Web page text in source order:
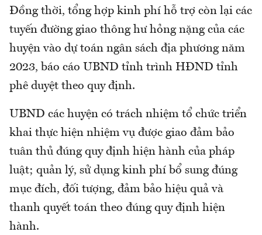
Đồng thời, tổng hợp kinh phí hỗ trợ còn lại các
tuyến đường giao thông hư hỏng nặng của các
huyện vào dự toán ngân sách địa phương năm
2023, báo cáo UBND tỉnh trình HĐND tỉnh
phê duyệt theo quy định.
UBND các huyện có trách nhiệm tổ chức triển
khai thực hiện nhiệm vụ được giao đảm bảo
tuân thủ đúng quy định hiện hành của pháp
luật; quản lý, sử dụng kinh phí bổ sung đúng
mục đích, đối tượng, đảm bảo hiệu quả và
thanh quyết toán theo đúng quy định hiện
hành.